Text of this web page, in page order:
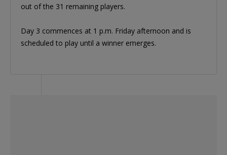
out of the 31 remaining players.
Day 3 commences at 1 p.m. Friday afternoon and is
scheduled to play until a winner emerges.